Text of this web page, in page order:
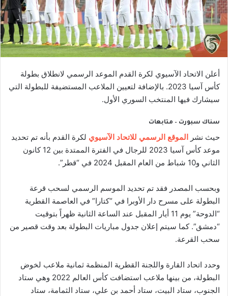
أعلن الاتحاد الآسيوي لكرة القدم الموعد الرسمي لانطلاق بطولة
كأس آسيا 2023. بالإضافة لتعيين الملاعب المستضيفة للبطولة التي
سيشارك فيها المنتخب السوري الأول.
سناك سبورت – متابعات
حيث نشر الموقع الرسمي للاتحاد الآسيوي لكرة القدم بأنه تم تحديد
موعد كأس آسيا 2023 للرجال في الفترة الممتدة بين 12 كانون
الثاني و10 شباط من العام المقبل 2024 في “قطر”.
وبحسب المصدر فقد تم تحديد الموسم الرسمي لسحب قرعة
البطولة على مسرح دار الأوبرا في “كتارا” في العاصمة القطرية
“الدوحة” يوم 11 أيار المقبل عند الساعة الثانية ظهراً بتوقيت
“دمشق”. كما سيتم إعلان جدول مباريات البطولة بعد وقت قصير من
سحب القرعة.
وحدد اتحاد القارة واللجنة القطرية المنظمة ثمانية ملاعب لخوض
البطولة، من بينها ملاعب استضافت كأس العالم 2022 وهي ستاد
الجنوب، ستاد البيت، ستاد أحمد بن علي، ستاد الثمامة، ستاد